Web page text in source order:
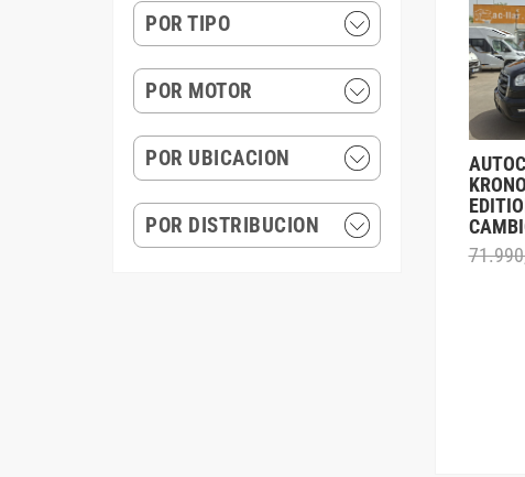
POR TIPO
POR MOTOR
POR UBICACION
POR DISTRIBUCION